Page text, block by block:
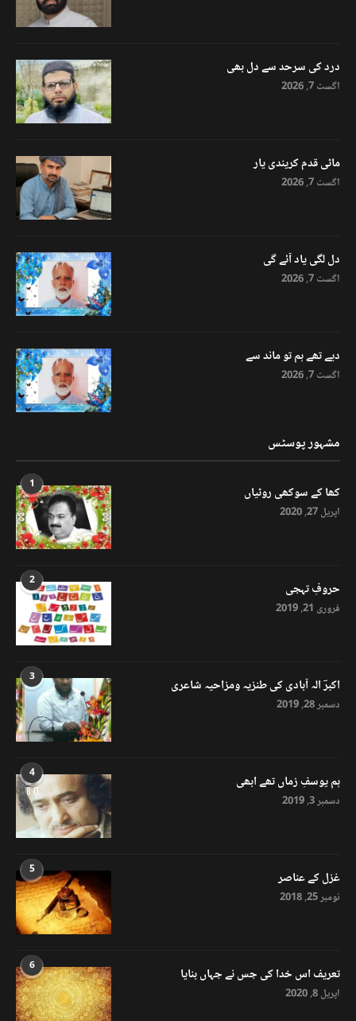
درد کی سرحد سے دل بھی
اگست 7, 2026
ماٹی قدم کریندی یار
اگست 7, 2026
دل لگی یاد آئے گی
اگست 7, 2026
دیے تھے ہم تو ماند سے
اگست 7, 2026
مشہور پوسٹس
1 کھا کے سوکھی روٹیاں
اپریل 27, 2020
2 حروفِ تہجی
فروری 21, 2019
3 اکبرؔ الہ آبادی کی طنزیہ ومزاحیہ شاعری
دسمبر 28, 2019
4
8.0 ہم یوسفِ زماں تھے ابھی
دسمبر 3, 2019
5 غزل کے عناصر
نومبر 25, 2018
6 تعریف اس خدا کی جس نے جہاں بنایا
اپریل 8, 2020